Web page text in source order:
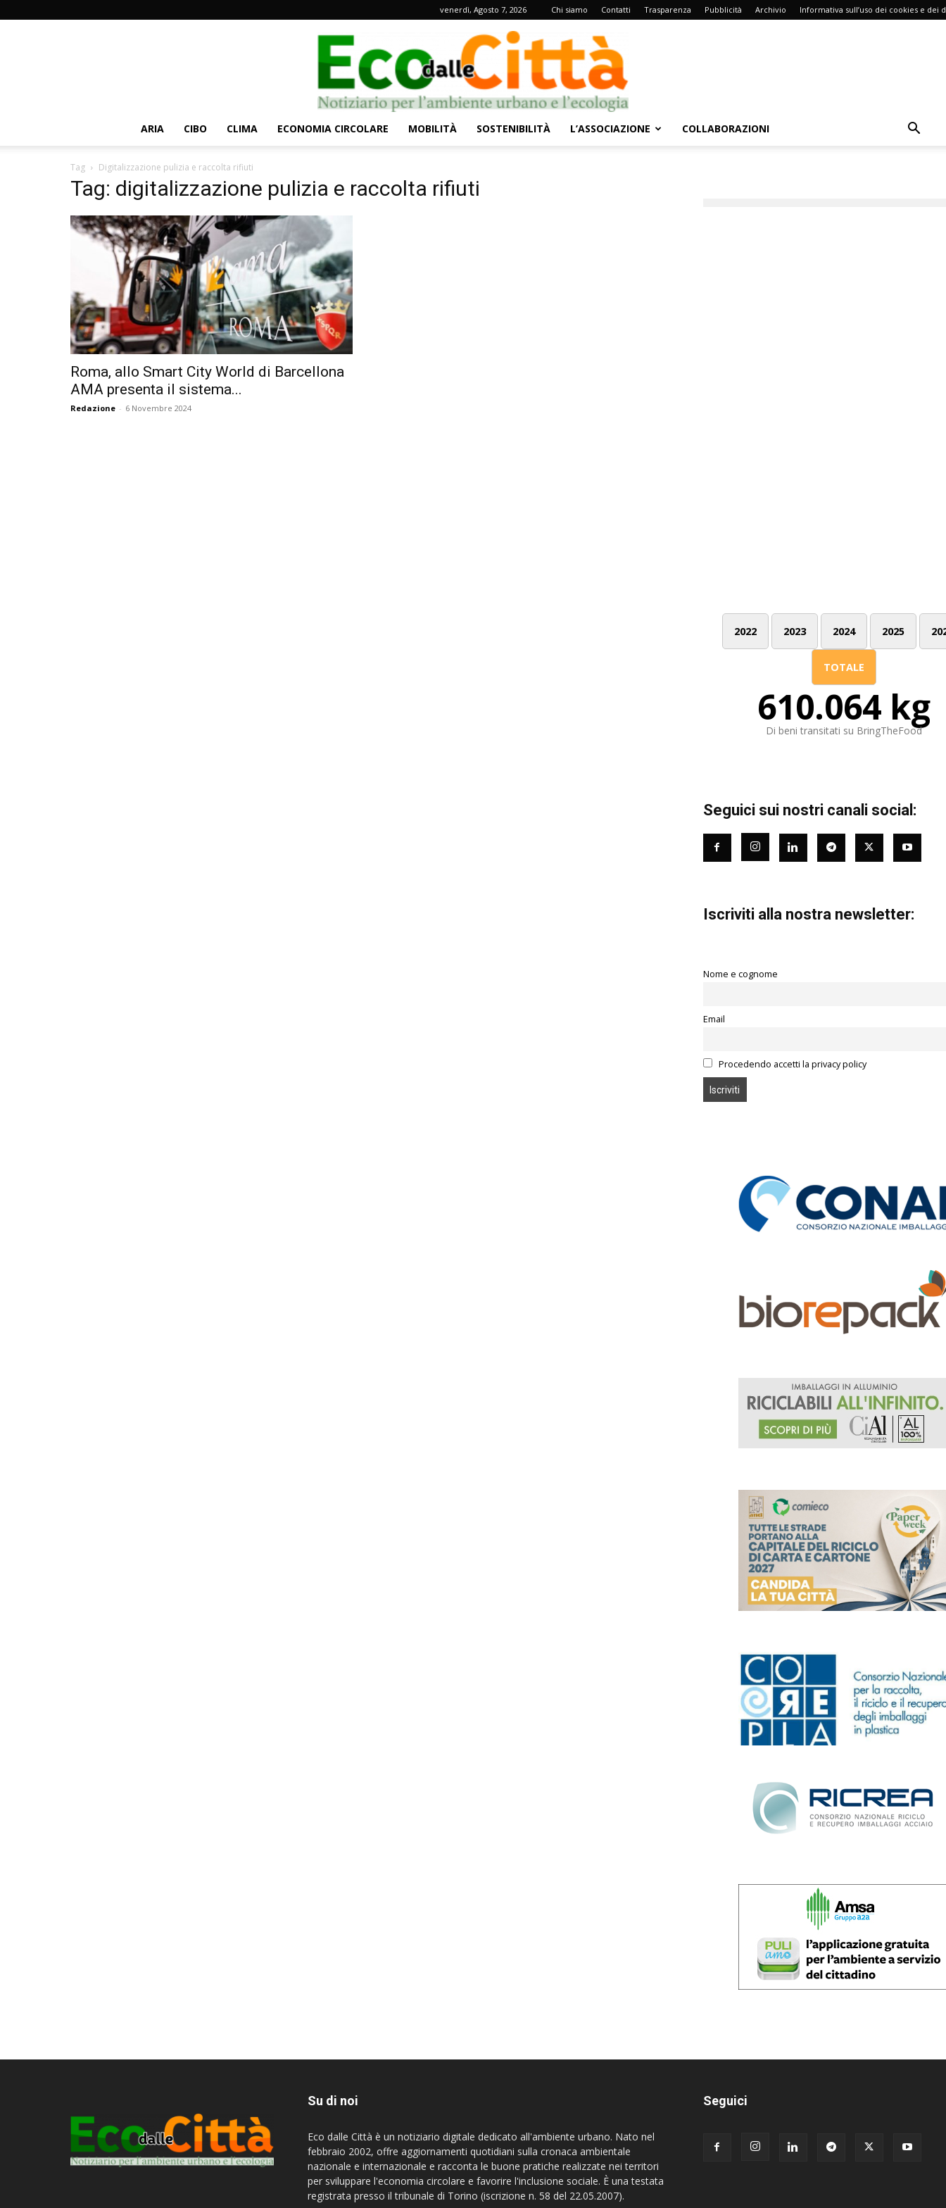
venerdì, Agosto 7, 2026 Chi siamo Contatti Trasparenza Pubblicità Archivio Informativa sull’uso dei cookies e dei
ARIA CIBO CLIMA ECONOMIA CIRCOLARE MOBILITÀ SOSTENIBILITÀ L’ASSOCIAZIONE COLLABORAZIONI
Tag Digitalizzazione pulizia e raccolta rifiuti
Tag: digitalizzazione pulizia e raccolta rifiuti
Roma, allo Smart City World di Barcellona
AMA presenta il sistema...
Redazione - 6 Novembre 2024
2022 2023 2024 2025
TOTALE
610.064 kg
Di beni transitati su BringTheFood
Seguici sui nostri canali social:
Iscriviti alla nostra newsletter:
Nome e cognome
Email
Procedendo accetti la privacy policy
Su di noi
Eco dalle Città è un notiziario digitale dedicato all'ambiente urbano. Nato nel
febbraio 2002, offre aggiornamenti quotidiani sulla cronaca ambientale
nazionale e internazionale e racconta le buone pratiche realizzate nei territori
per sviluppare l'economia circolare e favorire l'inclusione sociale. È una testata
registrata presso il tribunale di Torino (iscrizione n. 58 del 22.05.2007).
Seguici